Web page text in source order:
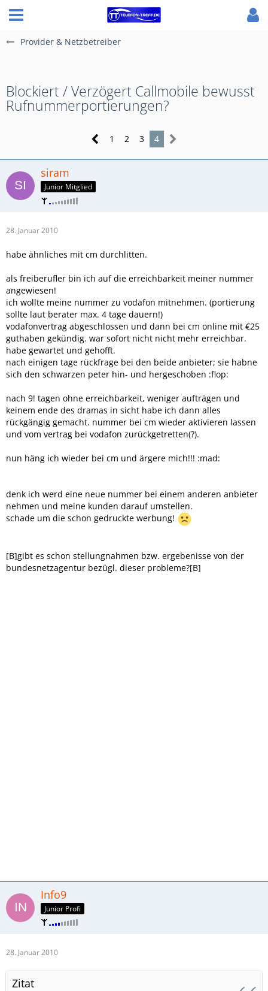
Provider & Netzbetreiber
Blockiert / Verzögert Callmobile bewusst
Rufnummerportierungen?
1 2 3 4
siram
Junior Mitglied
28. Januar 2010
habe ähnliches mit cm durchlitten.
als freiberufler bin ich auf die erreichbarkeit meiner nummer
angewiesen!
ich wollte meine nummer zu vodafon mitnehmen. (portierung
sollte laut berater max. 4 tage dauern!)
vodafonvertrag abgeschlossen und dann bei cm online mit €25
guthaben gekündig. war sofort nicht nicht mehr erreichbar.
habe gewartet und gehofft.
nach einigen tage rückfrage bei den beide anbieter; sie habne
sich den schwarzen peter hin- und hergeschoben :flop:
nach 9! tagen ohne erreichbarkeit, weniger aufträgen und
keinem ende des dramas in sicht habe ich dann alles
rückgängig gemacht. nummer bei cm wieder aktivieren lassen
und vom vertrag bei vodafon zurückgetretten(?).
nun häng ich wieder bei cm und ärgere mich!!! :mad:
denk ich werd eine neue nummer bei einem anderen anbieter
nehmen und meine kunden darauf umstellen.
schade um die schon gedruckte werbung!
[B]gibt es schon stellungnahmen bzw. ergebenisse von der
bundesnetzagentur bezügl. dieser probleme?[B]
Info9
Junior Profi
28. Januar 2010
Zitat